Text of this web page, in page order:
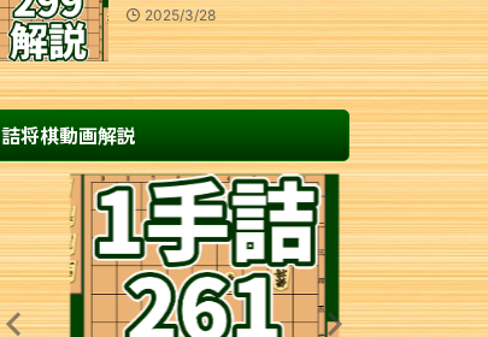
2025/3/28
詰将棋動画解説